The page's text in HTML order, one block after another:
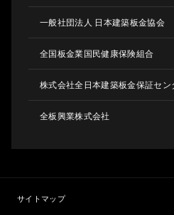
一般社団法人 日本建築板金協会
全国板金業国民健康保険組合
株式会社全日本建築板金保証セン
全板興業株式会社
サイトマップ